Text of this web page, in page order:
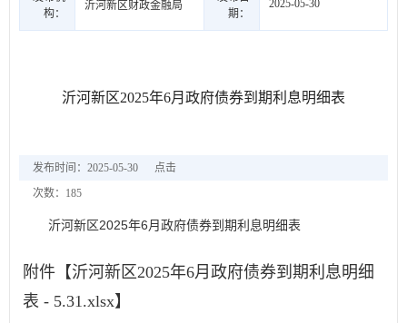
构：
沂河新区财政金融局
期：
2025-05-30
沂河新区2025年6月政府债券到期利息明细表
发布时间：2025-05-30
点击
次数： 185
沂河新区2025年6月政府债券到期利息明细表
附件【沂河新区2025年6月政府债券到期利息明细
表 - 5.31.xlsx】